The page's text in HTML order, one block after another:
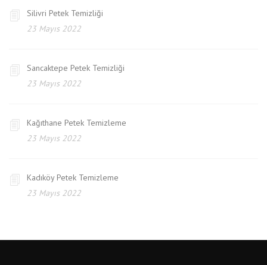
Silivri Petek Temizliği
23 Mayıs 2022
Sancaktepe Petek Temizliği
23 Mayıs 2022
Kağıthane Petek Temizleme
23 Mayıs 2022
Kadıköy Petek Temizleme
23 Mayıs 2022